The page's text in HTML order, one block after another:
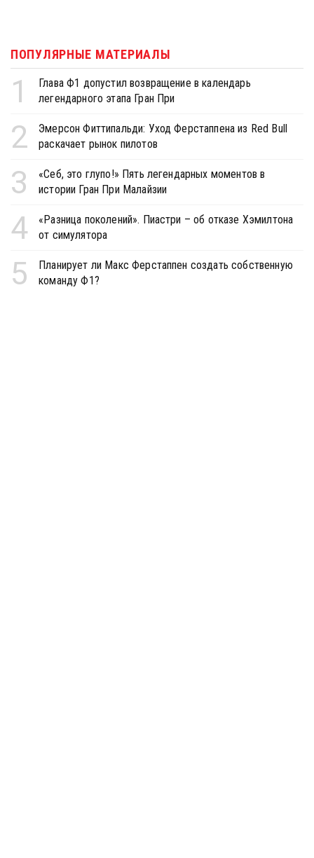
ПОПУЛЯРНЫЕ МАТЕРИАЛЫ
1
Глава Ф1 допустил возвращение в календарь
легендарного этапа Гран При
2
Эмерсон Фиттипальди: Уход Ферстаппена из Red Bull
раскачает рынок пилотов
3
«Себ, это глупо!» Пять легендарных моментов в
истории Гран При Малайзии
4
«Разница поколений». Пиастри – об отказе Хэмилтона
от симулятора
5
Планирует ли Макс Ферстаппен создать собственную
команду Ф1?